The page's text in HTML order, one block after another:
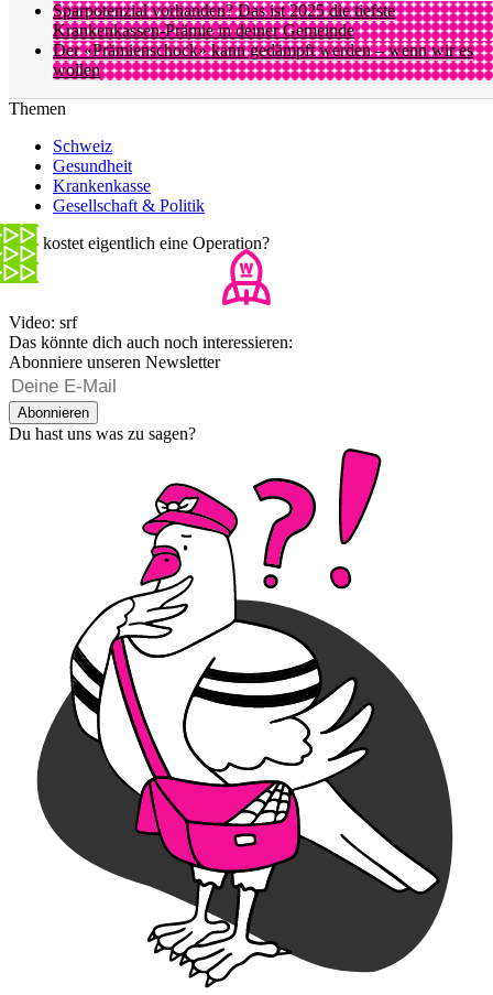
Sparpotenzial vorhanden? Das ist 2025 die tiefste
Krankenkassen-Prämie in deiner Gemeinde
Der «Prämienschock» kann gedämpft werden – wenn wir es
wollen
Themen
Schweiz
Gesundheit
Krankenkasse
Gesellschaft & Politik
Was kostet eigentlich eine Operation?
Video: srf
Das könnte dich auch noch interessieren:
Abonniere unseren Newsletter
Abonnieren
Du hast uns was zu sagen?